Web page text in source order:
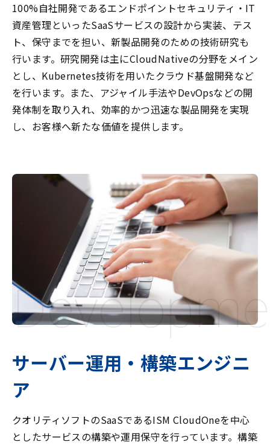
100%自社開発であるエンドポイントセキュリティ・IT
資産管理といったSaaSサービスの設計から実装、テス
ト、保守までを担い、新製品開発のための技術研究も
行います。研究開発は主にCloudNativeの分野をメイン
とし、Kubernetes技術を用いたクラウド基盤開発など
を行います。また、アジャイル手法やDevOpsなどの開
発体制を取り入れ、効率的かつ迅速な製品開発を実現
し、お客様へ新たな価値を提供します。
サーバー運用・構築エンジニ
ア
クオリティソフトのSaaSであるISM CloudOneを中心
としたサービスの構築や運用保守を行っています。構築